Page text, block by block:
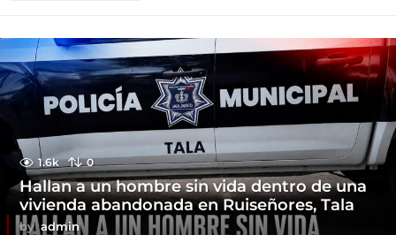
1.6k 0
Hallan a un hombre sin vida dentro de una
vivienda abandonada en Ruiseñores, Tala
by admin